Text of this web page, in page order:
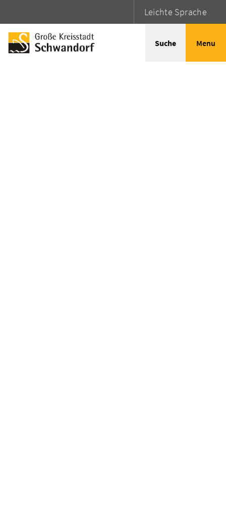
Leichte Sprache
Suche Menu